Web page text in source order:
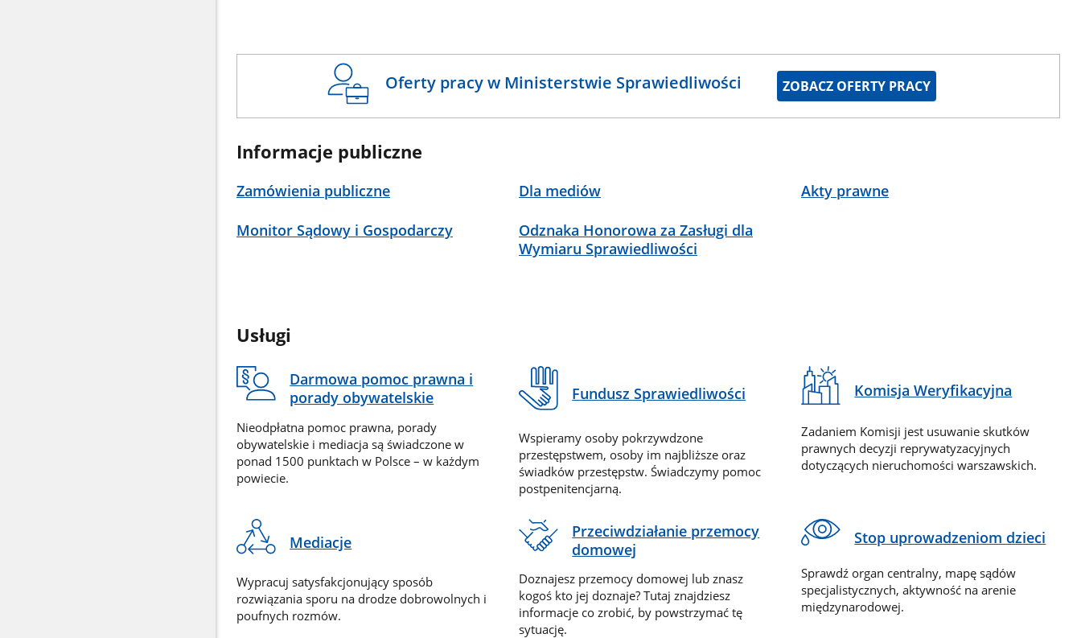
Oferty pracy w Ministerstwie Sprawiedliwości ZOBACZ OFERTY PRACY
Informacje publiczne
Zamówienia publiczne Dla mediów Akty prawne
Monitor Sądowy i Gospodarczy
Odznaka Honorowa za Zasługi dla
Wymiaru Sprawiedliwości
Usługi
Darmowa pomoc prawna i
porady obywatelskie
Nieodpłatna pomoc prawna, porady
obywatelskie i mediacja są świadczone w
ponad 1500 punktach w Polsce – w każdym
powiecie.
Fundusz Sprawiedliwości
Wspieramy osoby pokrzywdzone
przestępstwem, osoby im najbliższe oraz
świadków przestępstw. Świadczymy pomoc
postpenitencjarną.
Komisja Weryfikacyjna
Zadaniem Komisji jest usuwanie skutków
prawnych decyzji reprywatyzacyjnych
dotyczących nieruchomości warszawskich.
Mediacje
Wypracuj satysfakcjonujący sposób
rozwiązania sporu na drodze dobrowolnych i
poufnych rozmów.
Przeciwdziałanie przemocy
domowej
Doznajesz przemocy domowej lub znasz
kogoś kto jej doznaje? Tutaj znajdziesz
informacje co zrobić, by powstrzymać tę
sytuację.
Stop uprowadzeniom dzieci
Sprawdź organ centralny, mapę sądów
specjalistycznych, aktywność na arenie
międzynarodowej.